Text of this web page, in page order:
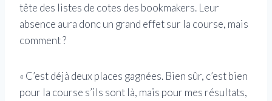
tête des listes de cotes des bookmakers. Leur
absence aura donc un grand effet sur la course, mais
comment ?
« C’est déjà deux places gagnées. Bien sûr, c’est bien
pour la course s’ils sont là, mais pour mes résultats,